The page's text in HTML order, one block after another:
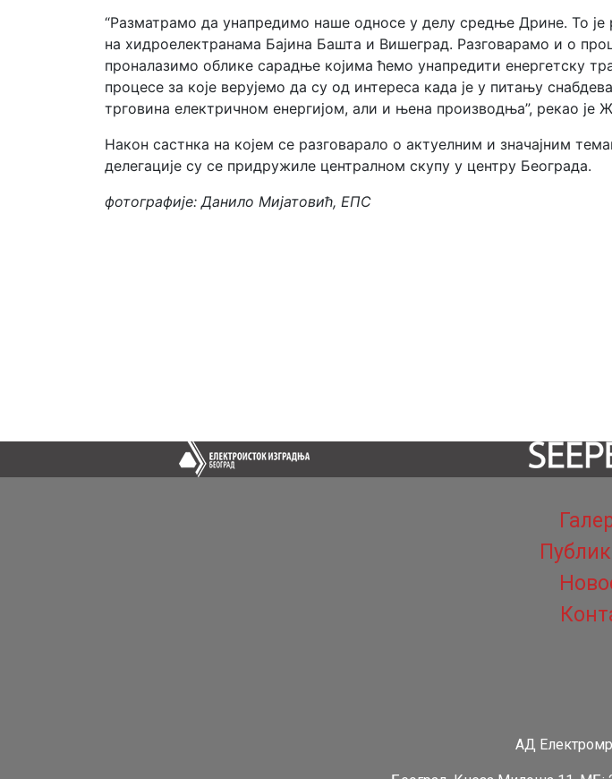
“Разматрамо да унапредимо наше односе у делу средње Дрине. То је
на хидроелектранама Бајина Башта и Вишеград. Разговарамо и о
проналазимо облике сарадње којима ћемо унапредити енергетску
процесе за које верујемо да су од интереса када је у питању
трговина електричном енергијом, али и њена производња”, рекао је
Након састнка на којем се разговарало о актуелним и значајним
делегације су се придружиле централном скупу у центру Београда.
фотографије: Данило Мијатовић, ЕПС
АД